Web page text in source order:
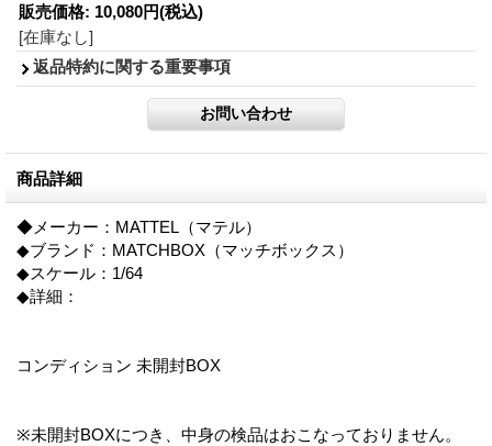
販売価格: 10,080円(税込)
[在庫なし]
返品特約に関する重要事項
商品詳細
◆メーカー：MATTEL（マテル）
◆ブランド：MATCHBOX（マッチボックス）
◆スケール：1/64
◆詳細：
コンディション 未開封BOX
※未開封BOXにつき、中身の検品はおこなっておりません。